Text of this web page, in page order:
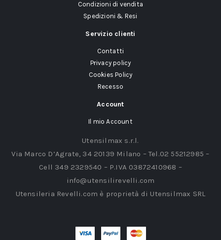
Condizioni di vendita
Spedizioni & Resi
Servizio clienti
Contatti
Privacy policy
Cookies Policy
Recesso
Account
Il mio Account
Utensilmax s.r.l.
Via Marco D’Agrate, 34 20139 Milano – Tel.02 55212985 –
Cell 349 2329540 – P.IVA 03872410968 –
info@utensilirevelli.com
Utensileria Revelli.com è proprietà di Utensilmax SRL